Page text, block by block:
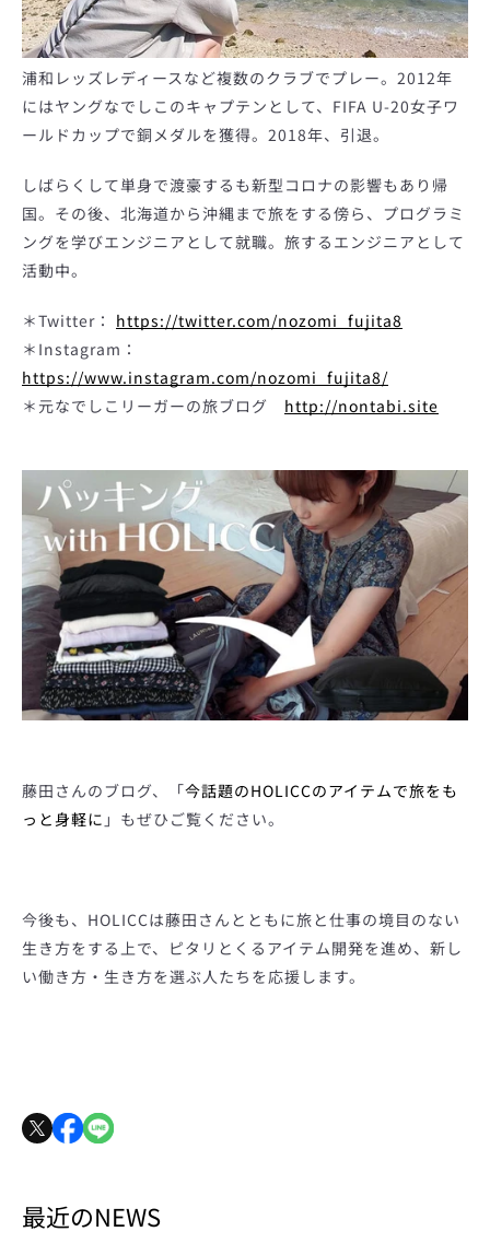
浦和レッズレディースなど複数のクラブでプレー。2012年
にはヤングなでしこのキャプテンとして、FIFA U-20女子ワ
ールドカップで銅メダルを獲得。2018年、引退。
しばらくして単身で渡豪するも新型コロナの影響もあり帰
国。その後、北海道から沖縄まで旅をする傍ら、プログラミ
ングを学びエンジニアとして就職。旅するエンジニアとして
活動中。
＊Twitter： https://twitter.com/nozomi_fujita8
＊Instagram：
https://www.instagram.com/nozomi_fujita8/
＊元なでしこリーガーの旅ブログ http://nontabi.site
藤田さんのブログ、「今話題のHOLICCのアイテムで旅をも
っと身軽に 」もぜひご覧ください。
今後も、HOLICCは藤田さんとともに旅と仕事の境目のない
生き方をする上で、ピタリとくるアイテム開発を進め、新し
い働き方・生き方を選ぶ人たちを応援します。
最近のNEWS